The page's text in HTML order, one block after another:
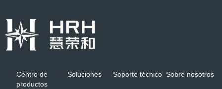
Centro de
productos
Soluciones Soporte técnico Sobre nosotros